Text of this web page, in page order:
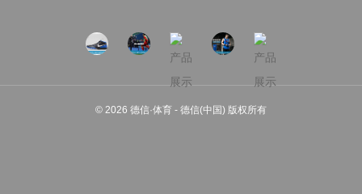
© 2026 德信·体育 - 德信(中国) 版权所有